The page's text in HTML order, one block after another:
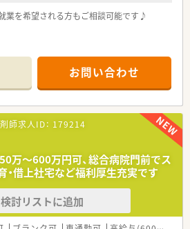
取り入れているため、子育て中の薬剤師が仕
ながら、キャリアを継続できる環境を整えて
を展開する大手法人であり、居宅介護支援
地域医療を多角的に支える安定した経営基盤
現場に立っているため、スタッフの意見が
現場の悩みを汲み取って改善する風通しが
ダーが在籍しているため、急な欠員時や有給
トを受けやすく、休みが取りやすい体制が魅
業を希望される方もご相談可能です♪
お問い合わせ
師求人ID： 179214
万～600万円可、総合病院門前でス
・借上社宅など福利厚生充実です
検討リストに追加